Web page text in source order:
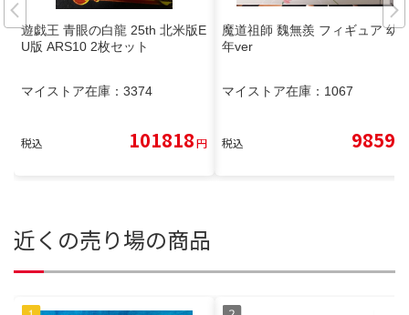
遊戯王 青眼の白龍 25th 北米版E
U版 ARS10 2枚セット
マイストア在庫： 3374
税込 101818円
魔道祖師 魏無羨 フィギュア 幼
年ver
マイストア在庫： 1067
税込 9859
近くの売り場の商品